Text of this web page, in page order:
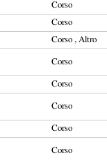
Corso
Corso
Corso , Altro
Corso
Corso
Corso
Corso
Corso